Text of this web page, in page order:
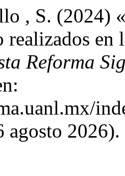
, S. (2024)
realizados
Reforma
agosto 2026).